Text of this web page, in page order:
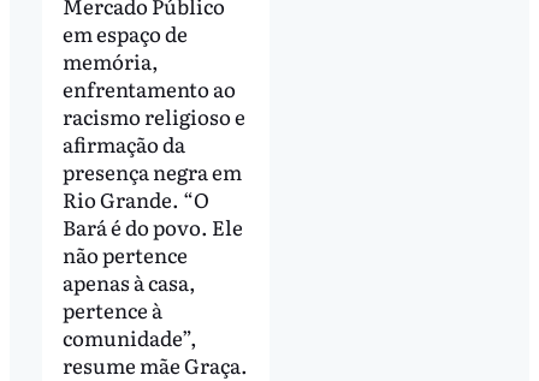
em espaço de
memória,
enfrentamento ao
racismo religioso e
afirmação da
presença negra em
Rio Grande. “O
Bará é do povo. Ele
não pertence
apenas à casa,
pertence à
comunidade”,
resume mãe Graça.